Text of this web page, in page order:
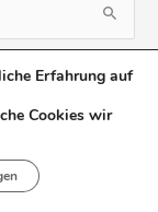
Erfahrung auf
Cookies wir